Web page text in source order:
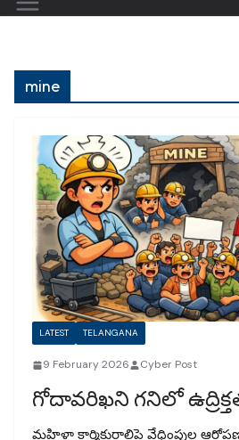
mine
LATEST TELANGANA
9 February 2026 Cyber Post
గోదావరిఖని గనిలో
మహిళా కార్మికురాలిపై వేధింపుల